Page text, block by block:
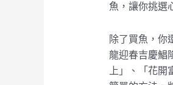
魚，讓你挑選
除了買魚，你
龍迎春吉慶鯧
上」、「花
務！